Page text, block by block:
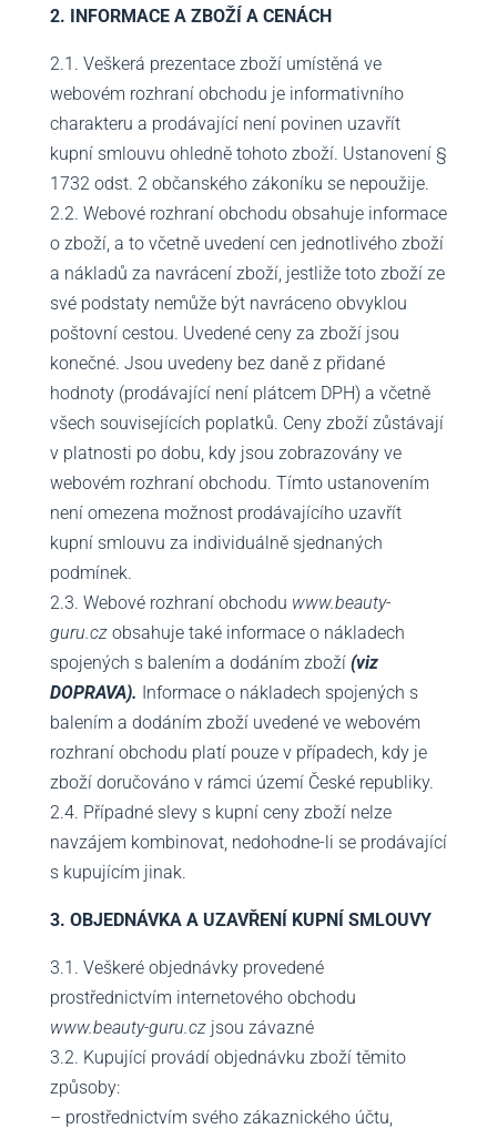
2. INFORMACE A ZBOŽÍ A CENÁCH
2.1. Veškerá prezentace zboží umístěná ve
webovém rozhraní obchodu je informativního
charakteru a prodávající není povinen uzavřít
kupní smlouvu ohledně tohoto zboží. Ustanovení §
1732 odst. 2 občanského zákoníku se nepoužije.
2.2. Webové rozhraní obchodu obsahuje informace
o zboží, a to včetně uvedení cen jednotlivého zboží
a nákladů za navrácení zboží, jestliže toto zboží ze
své podstaty nemůže být navráceno obvyklou
poštovní cestou. Uvedené ceny za zboží jsou
konečné. Jsou uvedeny bez daně z přidané
hodnoty (prodávající není plátcem DPH) a včetně
všech souvisejících poplatků. Ceny zboží zůstávají
v platnosti po dobu, kdy jsou zobrazovány ve
webovém rozhraní obchodu. Tímto ustanovením
není omezena možnost prodávajícího uzavřít
kupní smlouvu za individuálně sjednaných
podmínek.
2.3. Webové rozhraní obchodu www.beauty-
guru.czobsahuje také informace o nákladech
spojených s balením a dodáním zboží (viz
DOPRAVA). Informace o nákladech spojených s
balením a dodáním zboží uvedené ve webovém
rozhraní obchodu platí pouze v případech, kdy je
zboží doručováno v rámci území České republiky.
2.4. Případné slevy s kupní ceny zboží nelze
navzájem kombinovat, nedohodne-li se prodávající
s kupujícím jinak.
3. OBJEDNÁVKA A UZAVŘENÍ KUPNÍ SMLOUVY
3.1. Veškeré objednávky provedené
prostřednictvím internetového obchodu
www.beauty-guru.czjsou závazné
3.2. Kupující provádí objednávku zboží těmito
způsoby:
– prostřednictvím svého zákaznického účtu,